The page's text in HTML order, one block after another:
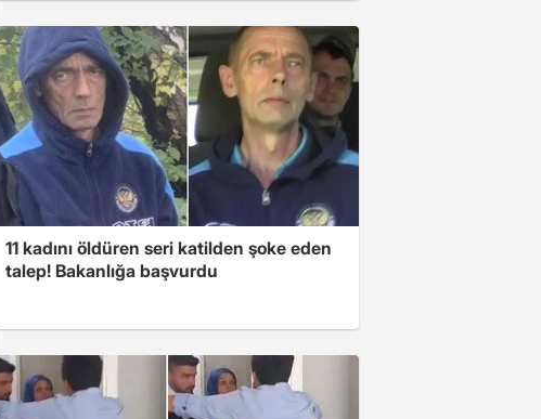
11 kadını öldüren seri katilden şoke eden
talep! Bakanlığa başvurdu